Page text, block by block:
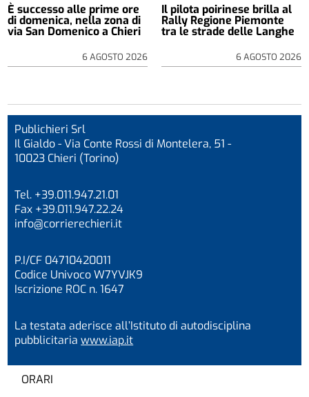
È successo alle prime ore
di domenica, nella zona di
via San Domenico a Chieri
6 AGOSTO 2026
Il pilota poirinese brilla al
Rally Regione Piemonte
tra le strade delle Langhe
6 AGOSTO 2026
Publichieri Srl
Il Gialdo - Via Conte Rossi di Montelera, 51 -
10023 Chieri (Torino)
Tel. +39.011.947.21.01
Fax +39.011.947.22.24
info@corrierechieri.it
P.I/CF 04710420011
Codice Univoco W7YVJK9
Iscrizione ROC n. 1647
La testata aderisce all’Istituto di autodisciplina
pubblicitariawww.iap.it
ORARI